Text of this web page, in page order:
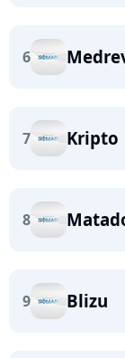
6
7 Kripto
8
9 Blizu